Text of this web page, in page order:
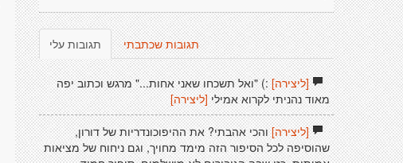
תגובות עלי תגובות שכתבתי
[ליצירה]:) "ואל תשכחו שאני אחות..." מרגש וכתוב יפה
מאוד נהניתי לקרוא אמילי [ליצירה]
[ליצירה]והכי אהבתי? את ההיפוכונדריות של דורון,
שהוסיפה לכל הסיפור הזה מימד מחויך, וגם ניחוח של מציאות